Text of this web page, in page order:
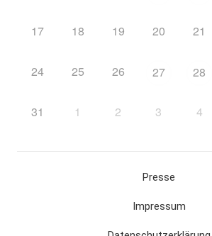
17 18 19 20 21
24 25 26 27 28
31 1 2 3 4
Presse
Impressum